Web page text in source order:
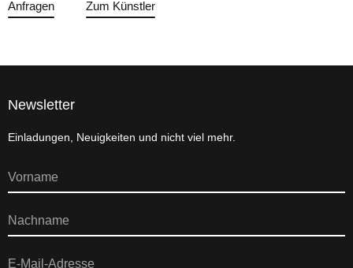
Anfragen Zum Künstler
Newsletter
Einladungen, Neuigkeiten und nicht viel mehr.